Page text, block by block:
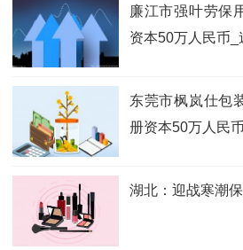
廉江市强叶劳保
资本50万人民币_
东莞市枫岚仕包
册资本50万人民
湖北：迎战寒潮